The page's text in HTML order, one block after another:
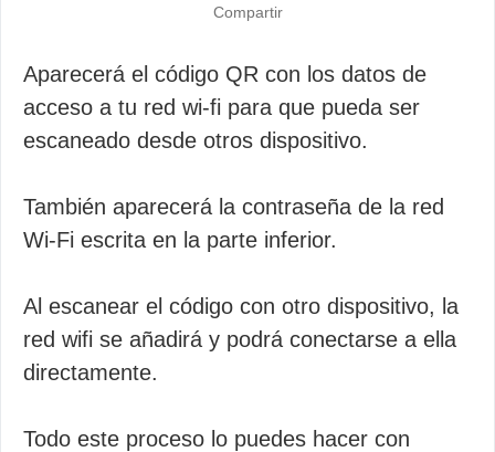
Compartir
Aparecerá el código QR con los datos de
acceso a tu red wi-fi para que pueda ser
escaneado desde otros dispositivo.
También aparecerá la contraseña de la red
Wi-Fi escrita en la parte inferior.
Al escanear el código con otro dispositivo, la
red wifi se añadirá y podrá conectarse a ella
directamente.
Todo este proceso lo puedes hacer con